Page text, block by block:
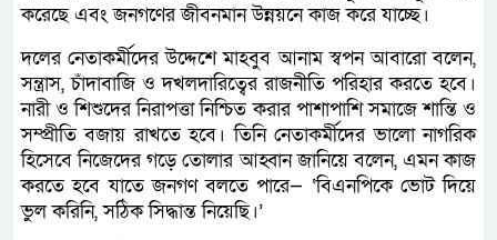
করেছে এবং জনগণের জীবনমান উন্নয়নে কাজ করে যাচ্ছে।
দলের নেতাকর্মীদের উদ্দেশে মাহবুব আনাম স্বপন আবারো বলেন,
সন্ত্রাস, চাঁদাবাজি ও দখলদারিত্বের রাজনীতি পরিহার করতে হবে।
নারী ও শিশুদের নিরাপত্তা নিশ্চিত করার পাশাপাশি সমাজে শান্তি ও
সম্প্রীতি বজায় রাখতে হবে। তিনি নেতাকর্মীদের ভালো নাগরিক
হিসেবে নিজেদের গড়ে তোলার আহ্বান জানিয়ে বলেন, এমন কাজ
করতে হবে যাতে জনগণ বলতে পারে— ‘বিএনপিকে ভোট দিয়ে
ভুল করিনি, সঠিক সিদ্ধান্ত নিয়েছি।’